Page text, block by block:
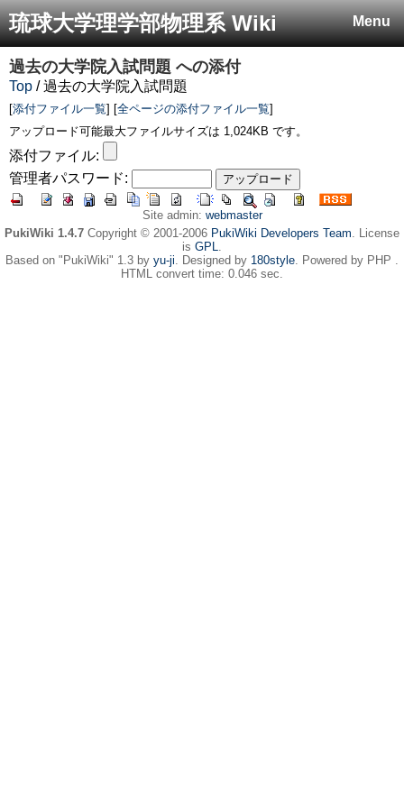
Menu
琉球大学理学部物理系 Wiki
過去の大学院入試問題 への添付
Top / 過去の大学院入試問題
[添付ファイル一覧] [全ページの添付ファイル一覧]
アップロード可能最大ファイルサイズは 1,024KB です。
添付ファイル:
管理者パスワード:
Site admin: webmaster
PukiWiki 1.4.7 Copyright © 2001-2006 PukiWiki Developers Team. License
is GPL.
Based on "PukiWiki" 1.3 by yu-ji. Designed by 180style. Powered by PHP .
HTML convert time: 0.046 sec.